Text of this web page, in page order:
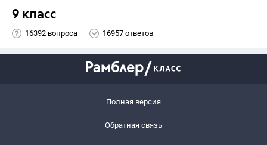
9 класс
16392 вопроса 16957 ответов
Полная версия
Обратная связь